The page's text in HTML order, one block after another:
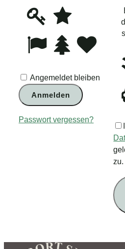
dass
Sie
Mensch
Sie
Schlüssel.
1
3
4
Angemeldet bleiben
Anmelden
Passwort vergessen?
zu.